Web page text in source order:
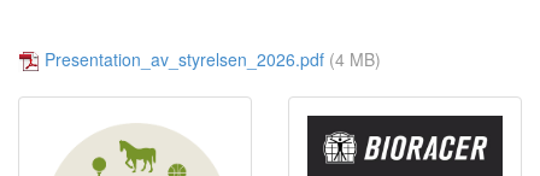
Presentation_av_styrelsen_2026.pdf (4 MB)